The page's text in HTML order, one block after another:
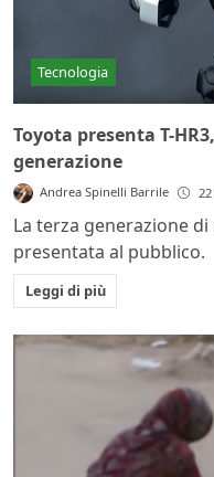
Tecnologia
Toyota presenta T-
generazione
Andrea Spinelli Barrile
La terza generazione
presentata al pubblico.
Leggi di più